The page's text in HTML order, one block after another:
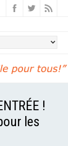
!
les